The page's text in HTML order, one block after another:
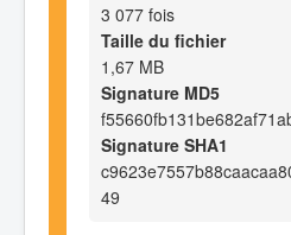
3 077 fois
Taille du fichier
1,67 MB
Signature MD5
Signature SHA1
49